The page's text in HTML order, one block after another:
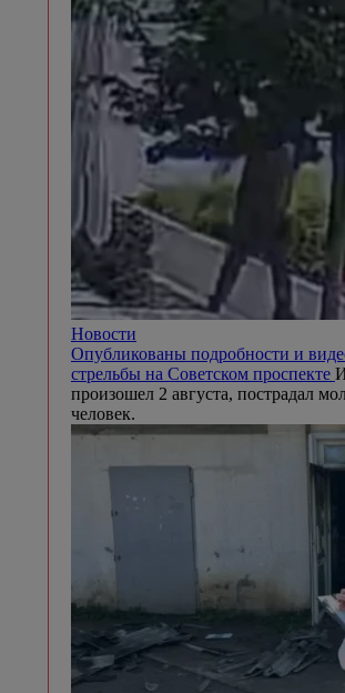
Новости
Опубликованы подробности и
стрельбы на Советском проспекте
произошел 2 августа, пострадал
человек.